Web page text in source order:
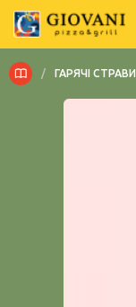
/ ГАРЯЧІ СТРАВИ